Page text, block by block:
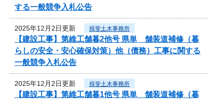
する一般競争入札公告
2025年12月2日更新 揖斐土木事務所
【建設工事】第維工舗暮2他号 県単 舗装道補修（暮
らしの安全・安心確保対策）他（債務）工事に関する
一般競争入札公告
2025年12月2日更新 揖斐土木事務所
【建設工事】第維工舗暮1他号 県単 舗装道補修（暮